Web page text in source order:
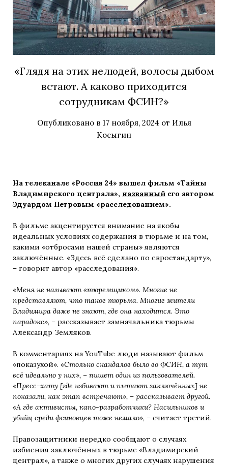
«Глядя на этих нелюдей, волосы дыбом
встают. А каково приходится
сотрудникам ФСИН?»
Опубликовано в 17 ноября, 2024 от Илья
Косыгин
На телеканале «Россия 24» вышел фильм «Тайны
Владимирского централа», названный его автором
Эдуардом Петровым «расследованием».
В фильме акцентируется внимание на якобы
идеальных условиях содержания в тюрьме и на том,
какими «отбросами нашей страны» являются
заключённые. «Здесь всё сделано по евростандарту»,
– говорит автор «расследования».
«Меня не называют «тюремщиком». Многие не
представляют, что такое тюрьма. Многие жители
Владимира даже не знают, где она находится. Это
парадокс», – рассказывает замначальника тюрьмы
Александр Земляков.
В комментариях на YouTube люди называют фильм
«показухой». «Столько скандалов было во ФСИН, а тут
всё идеально у них», – пишет один из пользователей.
«Пресс-хату [где избивают и пытают заключённых] не
показали, как этап встречают», – рассказывает другой.
«А где активисты, капо-разработчики? Насильников и
убийц среди фсиновцев тоже немало», – считает третий.
Правозащитники нередко сообщают о случаях
избиения заключённых в тюрьме «Владимирский
централ», а также о многих других случаях нарушения